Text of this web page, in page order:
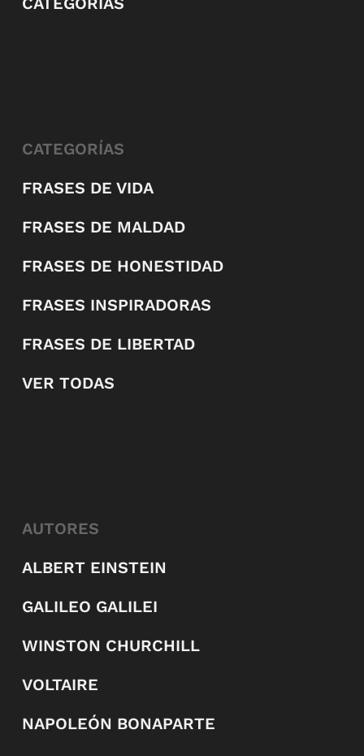
CATEGORÍAS
FRASES DE VIDA
FRASES DE MALDAD
FRASES DE HONESTIDAD
FRASES INSPIRADORAS
FRASES DE LIBERTAD
VER TODAS
AUTORES
ALBERT EINSTEIN
GALILEO GALILEI
WINSTON CHURCHILL
VOLTAIRE
NAPOLEÓN BONAPARTE